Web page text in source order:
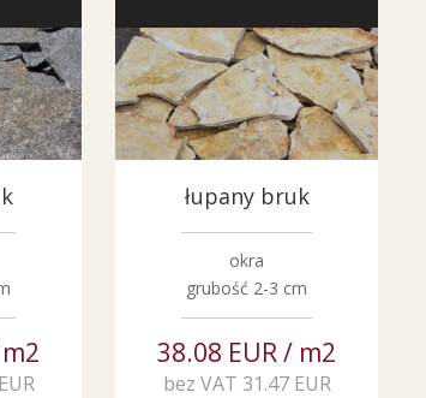
łupany bruk
okra
grubość 2-3 cm
38.08 EUR / m2
bez VAT 31.47 EUR